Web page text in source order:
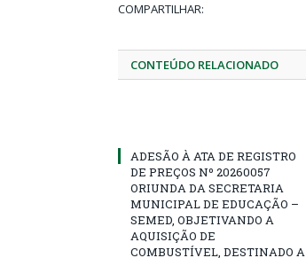
COMPARTILHAR:
CONTEÚDO RELACIONADO
ADESÃO À ATA DE REGISTRO
DE PREÇOS Nº 20260057
ORIUNDA DA SECRETARIA
MUNICIPAL DE EDUCAÇÃO –
SEMED, OBJETIVANDO A
AQUISIÇÃO DE
COMBUSTÍVEL, DESTINADO A